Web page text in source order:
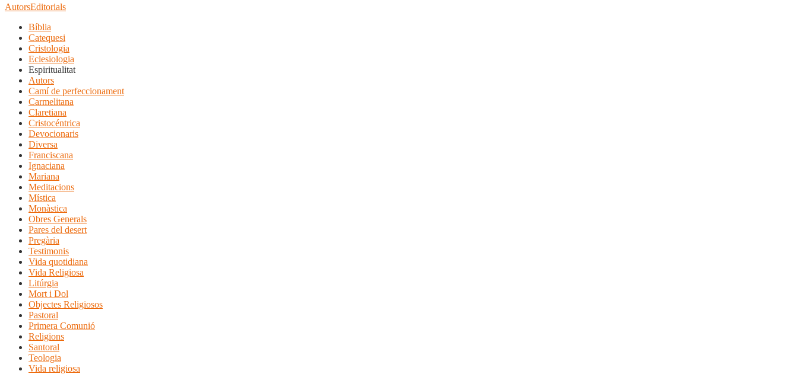
AutorsEditorials
Bíblia
Catequesi
Cristologia
Eclesiologia
Espiritualitat
Autors
Camí de perfeccionament
Carmelitana
Claretiana
Cristocéntrica
Devocionaris
Diversa
Franciscana
Ignaciana
Mariana
Meditacions
Mística
Monàstica
Obres Generals
Pares del desert
Pregària
Testimonis
Vida quotidiana
Vida Religiosa
Litúrgia
Mort i Dol
Objectes Religiosos
Pastoral
Primera Comunió
Religions
Santoral
Teologia
Vida religiosa